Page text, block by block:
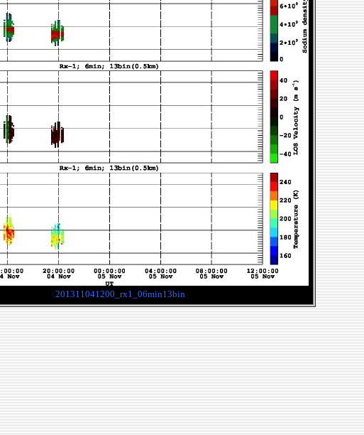
201311041200_rx1_06min13bin